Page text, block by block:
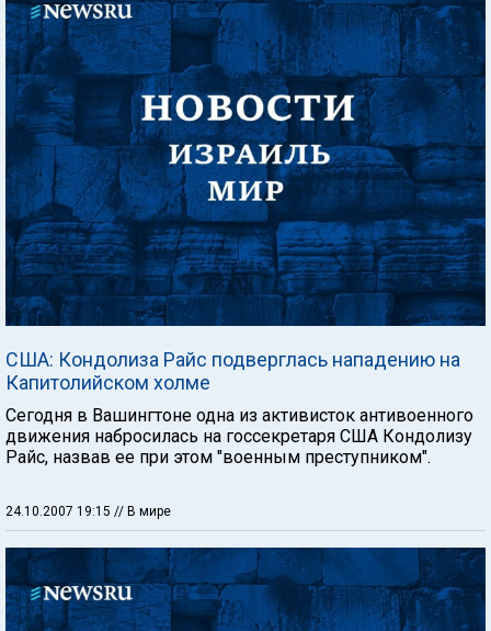
США: Кондолиза Райс подверглась нападению на
Капитолийском холме
Сегодня в Вашингтоне одна из активисток антивоенного
движения набросилась на госсекретаря США Кондолизу
Райс, назвав ее при этом "военным преступником".
24.10.2007 19:15 // В мире